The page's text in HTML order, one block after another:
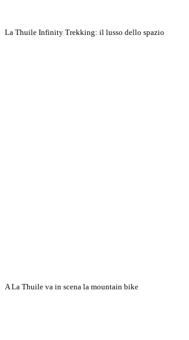
La Thuile Infinity Trekking: il lusso dello spazio
A La Thuile va in scena la mountain bike